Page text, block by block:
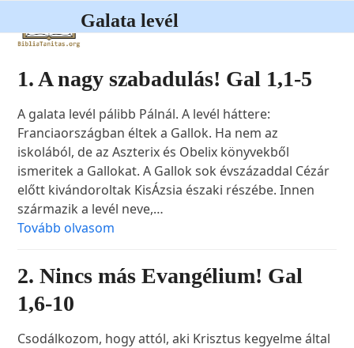
content
mobile
mobile
Galata levél
1. A nagy szabadulás! Gal 1,1-5
A galata levél pálibb Pálnál. A levél háttere:
Franciaországban éltek a Gallok. Ha nem az
iskolából, de az Aszterix és Obelix könyvekből
ismeritek a Gallokat. A Gallok sok évszázaddal Cézár
előtt kivándoroltak KisÁzsia északi részébe. Innen
származik a levél neve,…
Tovább olvasom
2. Nincs más Evangélium! Gal
1,6-10
Csodálkozom, hogy attól, aki Krisztus kegyelme által